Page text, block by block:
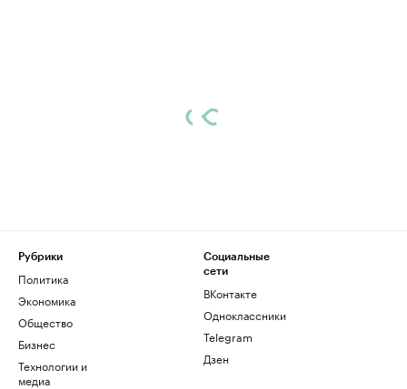
Рубрики
Политика
Экономика
Общество
Бизнес
Технологии и
медиа
Социальные
сети
ВКонтакте
Одноклассники
Telegram
Дзен